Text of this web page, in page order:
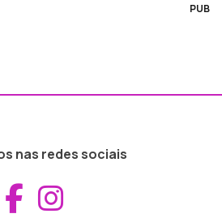
PUB
nas redes sociais
Aceder ao